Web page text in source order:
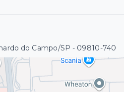
do Campo/SP - 09810-740